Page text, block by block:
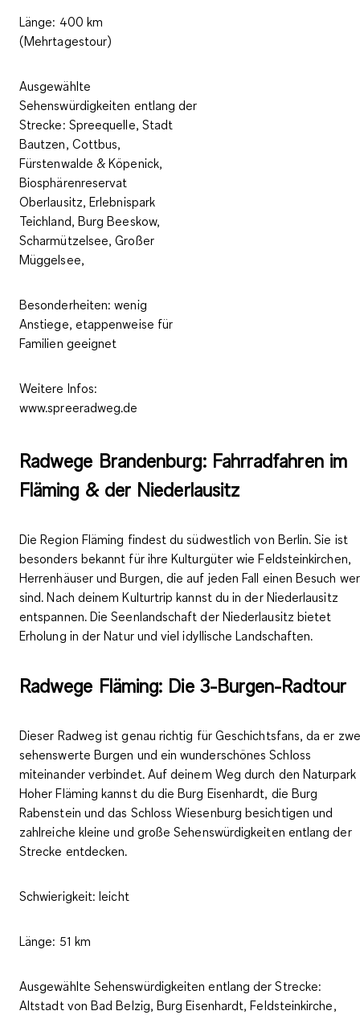
Länge: 400 km
(Mehrtagestour)
Ausgewählte
Sehenswürdigkeiten entlang der
Strecke: Spreequelle, Stadt
Bautzen, Cottbus,
Fürstenwalde & Köpenick,
Biosphärenreservat
Oberlausitz, Erlebnispark
Teichland, Burg Beeskow,
Scharmützelsee, Großer
Müggelsee,
Besonderheiten:wenig
Anstiege, etappenweise für
Familien geeignet
Weitere Infos:
www.spreeradweg.de
Radwege Brandenburg: Fahrradfahren im
Fläming & der Niederlausitz
Die Region Fläming findest du südwestlich von Berlin. Sie ist
besonders bekannt für ihre Kulturgüter wie Feldsteinkirchen,
Herrenhäuser und Burgen, die auf jeden Fall einen Besuch
sind. Nach deinem Kulturtrip kannst du in der Niederlausitz
entspannen. Die Seenlandschaft der Niederlausitz bietet
Erholung in der Natur und viel idyllische Landschaften.
Radwege Fläming: Die 3-Burgen-Radtour
Dieser Radweg ist genau richtig für Geschichtsfans, da er
sehenswerte Burgen und ein wunderschönes Schloss
miteinander verbindet. Auf deinem Weg durch den Naturpark
Hoher Fläming kannst du die Burg Eisenhardt, die Burg
Rabenstein und das Schloss Wiesenburg besichtigen und
zahlreiche kleine und große Sehenswürdigkeiten entlang der
Strecke entdecken.
Schwierigkeit: leicht
Länge: 51 km
Ausgewählte Sehenswürdigkeiten entlang der Strecke:
Altstadt von Bad Belzig, Burg Eisenhardt, Feldsteinkirche,